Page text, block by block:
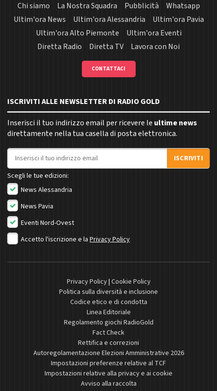
Chi siamo La Nostra Squadra Pubblicità
Whatsapp
Ultim'ora News
Ultim'ora Alessandria
Ultim'ora Pavia
Ultim'ora Alto Piemonte
Ultim'ora Eventi
Diretta Radio
Diretta TV Lavora con Noi
CONTATTACI
ISCRIVITI ALLE NEWSLETTER DI RADIO GOLD
Inserisci il tuo indirizzo email per ricevere le ultime news
direttamente nella tua casella di posta elettronica.
Indirizzo email
ISCRIVITI
Scegli le tue edizioni:
News Alessandria
News Pavia
Eventi Nord-Ovest
Accetto l'iscrizione e la Privacy Policy
Privacy Policy| Cookie Policy
Politica sulla diversità e inclusione
Codice etico e di condotta
Linea Editoriale
Regolamento giochi RadioGold
Fact Check
Rettifica e correzioni
Autoregolamentazione Elezioni Amministrative 2026
Impostazioni preferenze relative al TCF
Impostazioni relative alla privacy e ai cookie
Avviso alla raccolta